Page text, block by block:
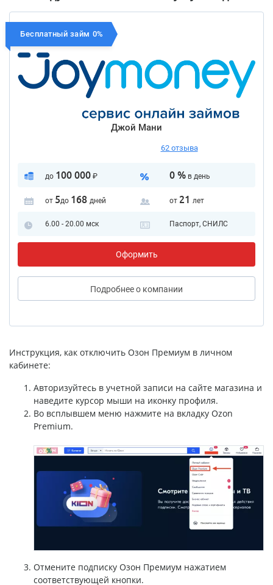
Бесплатный займ 0%
Джой Мани
62 отзыва
до 100 000₽ 0 %в день
от 5до 168 дней от 21 лет
6.00 - 20.00 мск Паспорт, СНИЛС
Оформить
Подробнеео компании
Инструкция, как отключить Озон Премиум в личном
кабинете:
Авторизуйтесь в учетной записи на сайте магазина и
наведите курсор мыши на иконку профиля.
Во всплывшем меню нажмите на вкладку Ozon
Premium.
Отмените подписку Озон Премиум нажатием
соответствующей кнопки.